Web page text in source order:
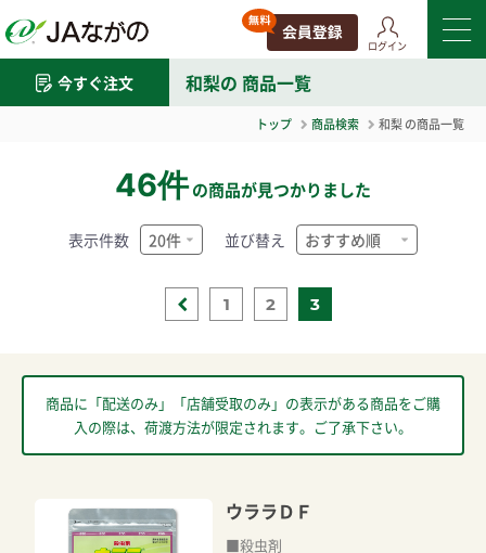
ログイン
今すぐ注文 和梨の 商品一覧
トップ 商品検索 和梨の商品一覧
46件の商品が見つかりました
1 2 3
表示件数 並び替え
商品に「配送のみ」「店舗受取のみ」の表示がある商品をご購
入の際は、荷渡方法が限定されます。ご了承下さい。
ウララＤＦ
■殺虫剤